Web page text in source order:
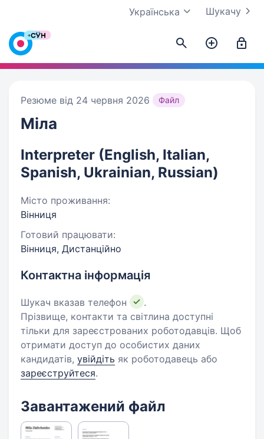
Шукачу
Українська
Резюме від 24 червня 2026 Файл
Міла
Interpreter (English, Italian,
Spanish, Ukrainian, Russian)
Місто проживання:
Вінниця
Готовий працювати:
Вінниця, Дистанційно
Контактна інформація
Шукач вказав телефон
.
Прізвище, контакти та світлина доступні
тільки для зареєстрованих роботодавців. Щоб
отримати доступ до особистих даних
кандидатів, увійдіть як роботодавець або
зареєструйтеся.
Завантажений файл